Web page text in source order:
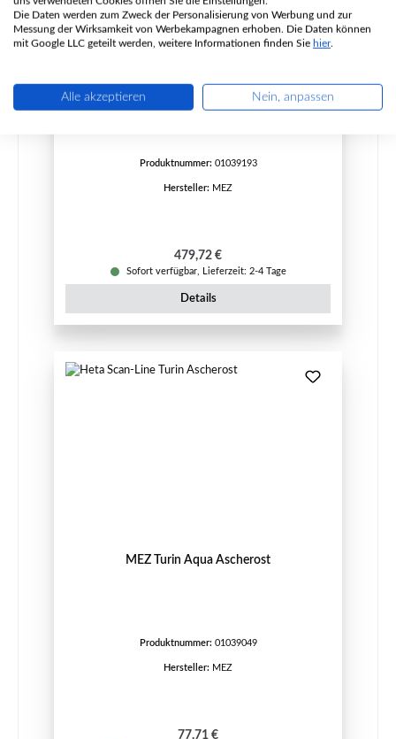
Produktnummer: 01039193
Hersteller: MEZ
Regulärer Preis:
479,72 €
Sofort verfügbar, Lieferzeit: 2-4 Tage
Details
MEZ Turin Aqua Ascherost
Produktnummer: 01039049
Hersteller: MEZ
Regulärer Preis:
77,71 €
Die Daten werden zum Zweck der Personalisierung von Werbung und zur
Messung der Wirksamkeit von Werbekampagnen erhoben. Die Daten können
mit Google LLC geteilt werden, weitere Informationen finden Sie hier.
Alle akzeptieren Nein, anpassen